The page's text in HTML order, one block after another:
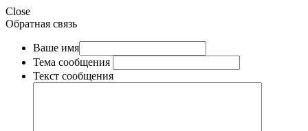
Close
Обратная связь
Ваше имя
Тема сообщения
Текст сообщения